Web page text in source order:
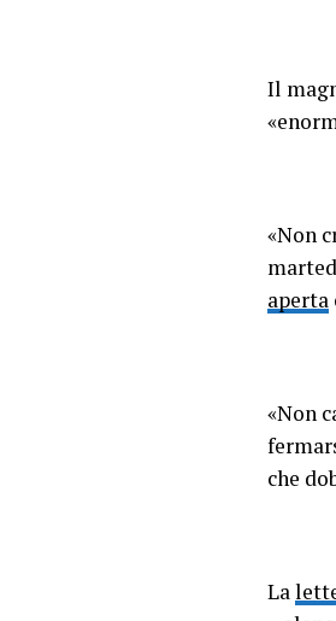
Il
«Non
aperta
«Non
che
La